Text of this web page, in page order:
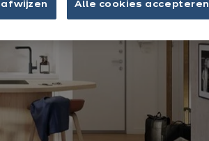
Alle cookies accepteren